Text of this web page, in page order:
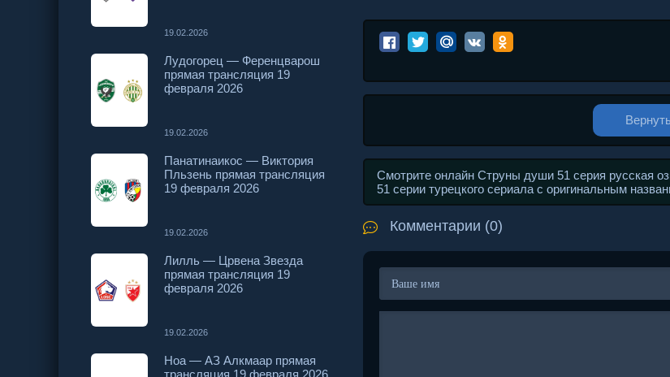
19.02.2026
Лудогорец — Ференцварош
прямая трансляция 19
февраля 2026
19.02.2026
Панатинаикос — Виктория
Пльзень прямая трансляция
19 февраля 2026
19.02.2026
Лилль — Црвена Звезда
прямая трансляция 19
февраля 2026
19.02.2026
Ноа — АЗ Алкмаар прямая
Смотрите онлайн Струны души 51 серия русская
51 серии турецкого сериала с оригинальным
Комментарии (0)